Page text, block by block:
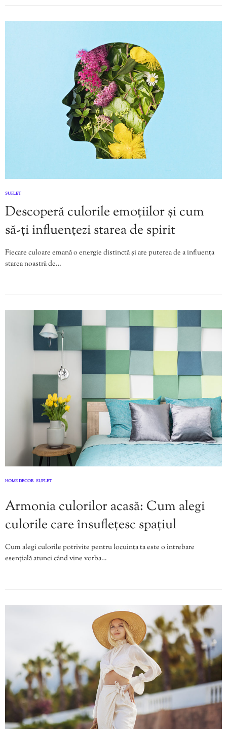
SUFLET
Descoperă culorile emoțiilor și cum
să-ți influențezi starea de spirit
Fiecare culoare emană o energie distinctă și are puterea de a influența
starea noastră de…
HOME DECOR SUFLET
Armonia culorilor acasă: Cum alegi
culorile care însuflețesc spațiul
Cum alegi culorile potrivite pentru locuința ta este o întrebare
esențială atunci când vine vorba…